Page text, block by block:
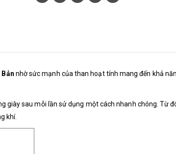
nhờ sức mạnh của than hoạt tính mang đến khả
giày sau mỗi lần sử dụng một cách nhanh chóng. Từ
khí.